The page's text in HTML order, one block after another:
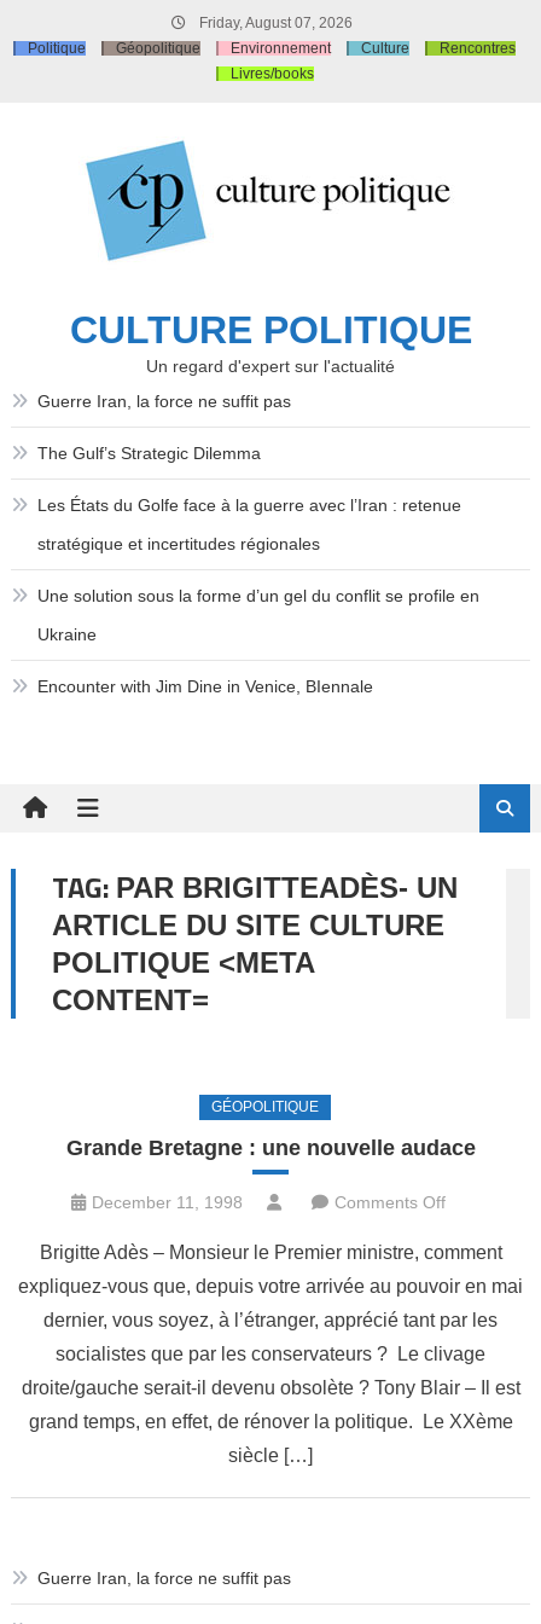
Friday, August 07, 2026
Politique
Géopolitique Environnement Culture
Rencontres
Livres/books
CULTURE POLITIQUE
Un regard d'expert sur l'actualité
Guerre Iran, la force ne suffit pas
The Gulf’s Strategic Dilemma
Les États du Golfe face à la guerre avec l’Iran : retenue
stratégique et incertitudes régionales
Une solution sous la forme d’un gel du conflit se profile en
Ukraine
Encounter with Jim Dine in Venice, BIennale
TAG: PAR BRIGITTEADÈS- UN
ARTICLE DU SITE CULTURE
POLITIQUE <META
CONTENT=
GÉOPOLITIQUE
Grande Bretagne : une nouvelle audace
December 11, 1998 Comments Offon
Bretagne
:
une
nouvelle
audace
Brigitte Adès – Monsieur le Premier ministre, comment
expliquez-vous que, depuis votre arrivée au pouvoir en mai
dernier, vous soyez, à l’étranger, apprécié tant par les
socialistes que par les conservateurs ? Le clivage
droite/gauche serait-il devenu obsolète ? Tony Blair – Il est
grand temps, en effet, de rénover la politique. Le XXème
siècle […]
Guerre Iran, la force ne suffit pas